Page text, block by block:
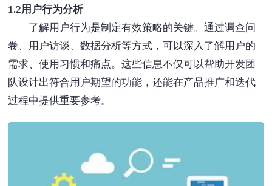
1.2用户行为分析
了解用户行为是制定有效策略的关键。通过调查问
卷、用户访谈、数据分析等方式，可以深入了解用户的
需求、使用习惯和痛点。这些信息不仅可以帮助开发团
队设计出符合用户期望的功能，还能在产品推广和迭代
过程中提供重要参考。